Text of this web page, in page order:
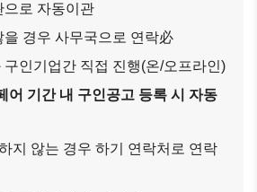
으로 자동이관
경우 사무국으로 연락必
기업간 직접 진행(온/오프라인)
어 기간 내 구인공고 등록 시 자동
는 경우 하기 연락처로 연락